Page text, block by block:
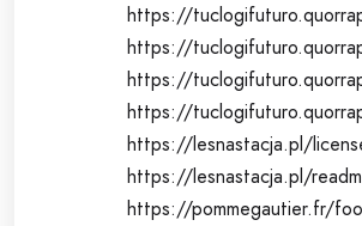
https://
https://
https://
https://
https://lesnastacja.pl/
https://lesnastacja.pl/
https://pommegautier.fr/